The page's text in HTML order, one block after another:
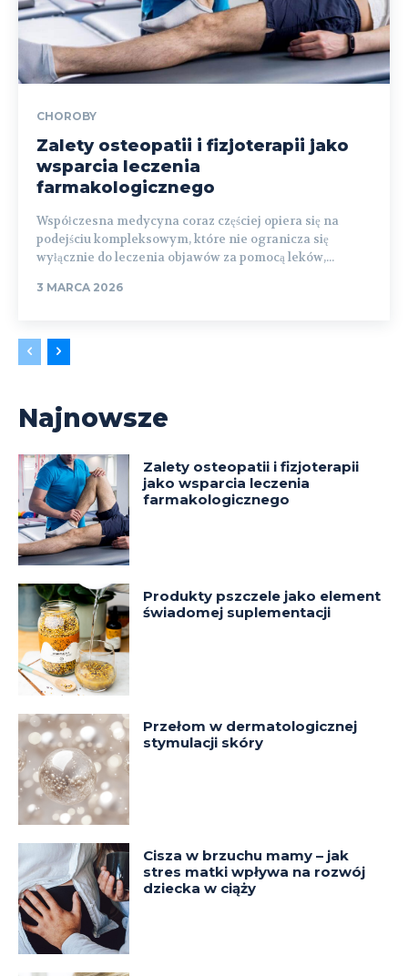
CHOROBY
Zalety osteopatii i fizjoterapii jako
wsparcia leczenia
farmakologicznego
Współczesna medycyna coraz częściej opiera się na
podejściu kompleksowym, które nie ogranicza się
wyłącznie do leczenia objawów za pomocą leków,...
3 MARCA 2026
Najnowsze
Zalety osteopatii i fizjoterapii
jako wsparcia leczenia
farmakologicznego
Produkty pszczele jako element
świadomej suplementacji
Przełom w dermatologicznej
stymulacji skóry
Cisza w brzuchu mamy – jak
stres matki wpływa na rozwój
dziecka w ciąży